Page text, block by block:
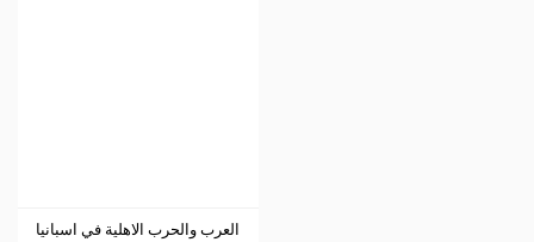
العرب والحرب الاهلية في اسبانيا